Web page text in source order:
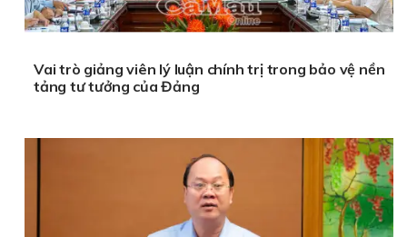
Vai trò giảng viên lý luận chính trị trong bảo vệ nền
tảng tư tưởng của Đảng